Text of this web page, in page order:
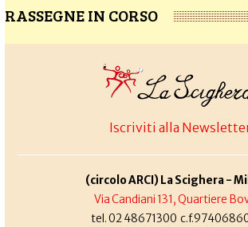
RASSEGNE IN CORSO
Iscriviti alla
(circolo ARCI) La Scighera -
Via Candiani 131, Quartiere
tel. 02 48671300